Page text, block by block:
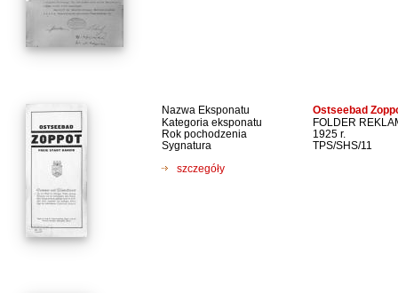
Nazwa Eksponatu Ostseebad
Kategoria eksponatu
FOLDER
Rok pochodzenia
1925 r.
Sygnatura
TPS/SHS/11
szczegóły